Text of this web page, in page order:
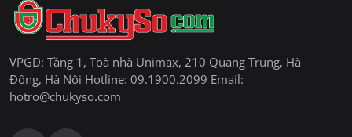
VPGD: Tầng 1, Toà nhà Unimax, 210 Quang Trung, Hà
Đông, Hà Nội Hotline: 09.1900.2099 Email:
hotro@chukyso.com